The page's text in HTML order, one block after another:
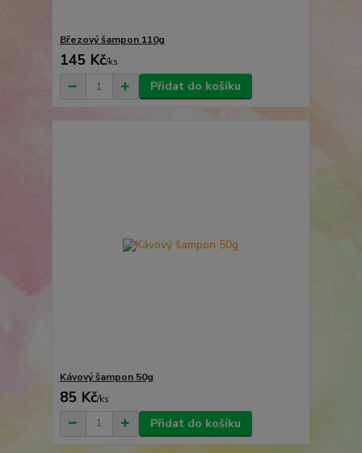
Březový šampon 110g
145 Kč/ks
Přidat do košíku
Kávový šampon 50g
85 Kč/ks
Přidat do košíku